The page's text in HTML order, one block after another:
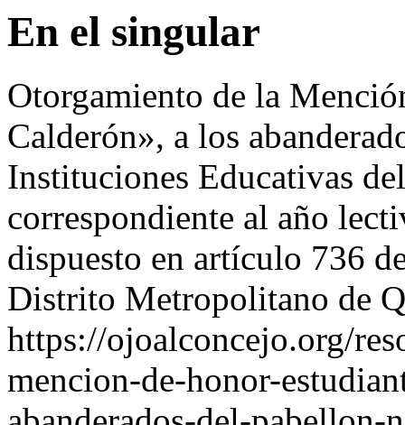
En el singular
Otorgamiento de la
Calderón», a los
Instituciones Educativas
correspondiente al año
dispuesto en artículo 736
Distrito Metropolitano de
https://ojoalconcejo.org/
mencion-de-honor-